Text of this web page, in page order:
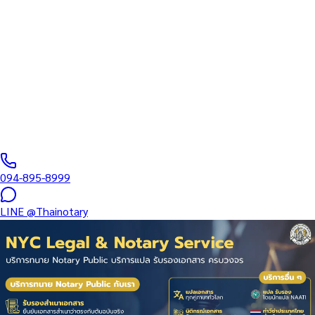
094-895-8999
LINE@Thainotary